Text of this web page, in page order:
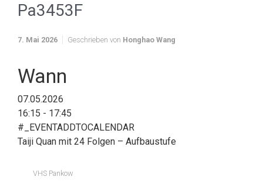
Pa3453F
7. Mai 2026 Geschrieben von Honghao Wang
Wann
07.05.2026
16:15 - 17:45
#_EVENTADDTOCALENDAR
Taiji Quan mit 24 Folgen – Aufbaustufe
VHS Pankow